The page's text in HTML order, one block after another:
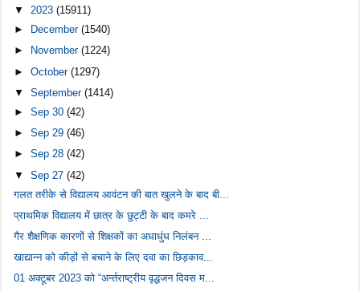
▼2023(15911)
►
December(1540)
►
November(1224)
►October(1297)
▼September(1414)
►Sep 30(42)
►Sep 29(46)
►Sep 28(42)
▼Sep 27(42)
गलत तरीके से विद्यालय आवंटन की बात खुलने के बाद बी...
प्राथमिक विद्यालय में छात्र के छुट्टी के बाद कमरे ...
गैर शैक्षणिक कारणों से शिक्षकों का अधाधुंध निलंबन ...
खाद्यान्न को कीड़ों से बचाने के लिए दवा का छिड़काव...
01 अक्टूबर 2023 को “अर्न्तराष्ट्रीय वृद्धजन दिवस म...